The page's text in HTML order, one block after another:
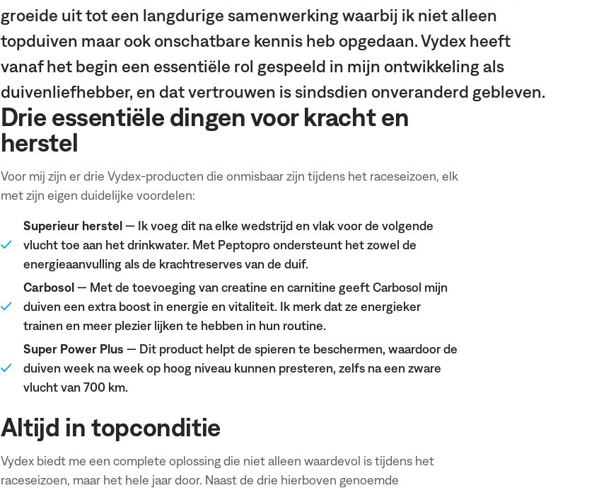
groeide uit tot een langdurige samenwerking waarbij ik niet alleen
topduiven maar ook onschatbare kennis heb opgedaan. Vydex heeft
vanaf het begin een essentiële rol gespeeld in mijn ontwikkeling als
duivenliefhebber, en dat vertrouwen is sindsdien onveranderd gebleven.
Drie essentiële dingen voor kracht en
herstel
Voor mij zijn er drie Vydex-producten die onmisbaar zijn tijdens het raceseizoen, elk
met zijn eigen duidelijke voordelen:
Superieur herstel— Ik voeg dit na elke wedstrijd en vlak voor de volgende
vlucht toe aan het drinkwater. Met Peptopro ondersteunt het zowel de
energieaanvulling als de krachtreserves van de duif.
Carbosol— Met de toevoeging van creatine en carnitine geeft Carbosol mijn
duiven een extra boost in energie en vitaliteit. Ik merk dat ze energieker
trainen en meer plezier lijken te hebben in hun routine.
Super Power Plus — Dit product helpt de spieren te beschermen, waardoor de
duiven week na week op hoog niveau kunnen presteren, zelfs na een zware
vlucht van 700 km.
Altijd in topconditie
Vydex biedt me een complete oplossing die niet alleen waardevol is tijdens het
raceseizoen, maar het hele jaar door. Naast de drie hierboven genoemde